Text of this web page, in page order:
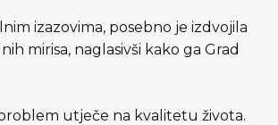
izazovima, posebno je izdvojila
mirisa, naglasivši kako ga Grad
utječe na kvalitetu života.